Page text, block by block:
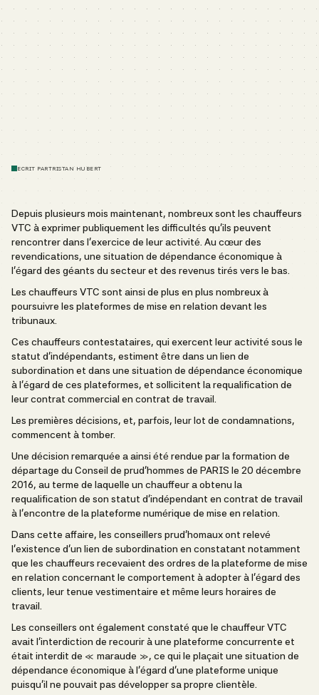
ECRIT PARTRISTAN HUBERT
Depuis plusieurs mois maintenant, nombreux sont les chauffeurs
VTC à exprimer publiquement les difficultés qu’ils peuvent
rencontrer dans l’exercice de leur activité. Au cœur des
revendications, une situation de dépendance économique à
l’égard des géants du secteur et des revenus tirés vers le bas.
Les chauffeurs VTC sont ainsi de plus en plus nombreux à
poursuivre les plateformes de mise en relation devant les
tribunaux.
Ces chauffeurs contestataires, qui exercent leur activité sous le
statut d’indépendants, estiment être dans un lien de
subordination et dans une situation de dépendance économique
à l’égard de ces plateformes, et sollicitent la requalification de
leur contrat commercial en contrat de travail.
Les premières décisions, et, parfois, leur lot de condamnations,
commencent à tomber.
Une décision remarquée a ainsi été rendue par la formation de
départage du Conseil de prud’hommes de PARIS le 20 décembre
2016, au terme de laquelle un chauffeur a obtenu la
requalification de son statut d’indépendant en contrat de travail
à l’encontre de la plateforme numérique de mise en relation.
Dans cette affaire, les conseillers prud’homaux ont relevé
l’existence d’un lien de subordination en constatant notamment
que les chauffeurs recevaient des ordres de la plateforme de mise
en relation concernant le comportement à adopter à l’égard des
clients, leur tenue vestimentaire et même leurs horaires de
travail.
Les conseillers ont également constaté que le chauffeur VTC
avait l’interdiction de recourir à une plateforme concurrente et
était interdit de « maraude », ce qui le plaçait une situation de
dépendance économique à l’égard d’une plateforme unique
puisqu’il ne pouvait pas développer sa propre clientèle.